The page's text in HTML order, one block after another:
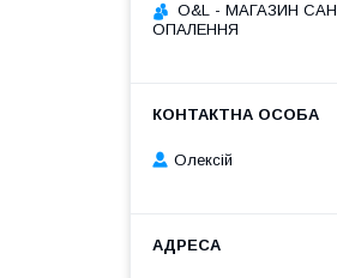
O&L - МАГАЗИН
ОПАЛЕННЯ
Олексій